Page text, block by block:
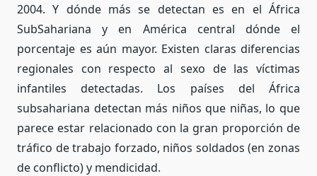
2004. Y dónde más se detectan es en el África
SubSahariana y en América central dónde el
porcentaje es aún mayor. Existen claras diferencias
regionales con respecto al sexo de las víctimas
infantiles detectadas. Los países del África
subsahariana detectan más niños que niñas, lo que
parece estar relacionado con la gran proporción de
tráfico de trabajo forzado, niños soldados (en zonas
de conflicto) y mendicidad.